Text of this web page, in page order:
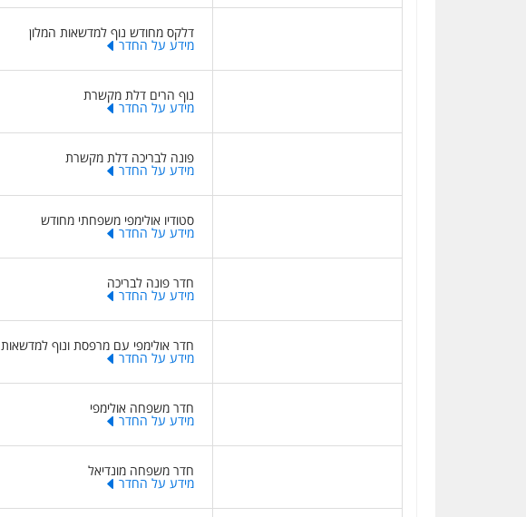
דלקס מחודש נוף למדשאות המלון
מידע על החדר
נוף הרים דלת מקשרת
מידע על החדר
פונה לבריכה דלת מקשרת
מידע על החדר
סטודיו אולימפי משפחתי מחודש
מידע על החדר
חדר פונה לבריכה
מידע על החדר
חדר אולימפי עם מרפסת ונוף למדשאות
מידע על החדר
חדר משפחה אולימפי
מידע על החדר
חדר משפחה מונדיאל
מידע על החדר